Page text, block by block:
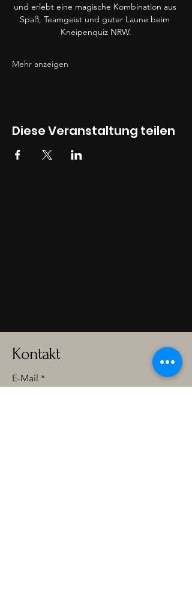
und erlebt eine magische Kombination aus
Spaß, Teamgeist und guter Laune beim
Kneipenquiz NRW.
Mehr anzeigen
Diese Veranstaltung teilen
Kontakt
E-Mail *